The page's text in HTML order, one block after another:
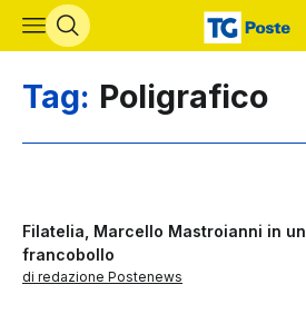
Vai al contenuto principale
Tag: Poligrafico
Filatelia, Marcello Mastroianni in un
francobollo
di redazione Postenews